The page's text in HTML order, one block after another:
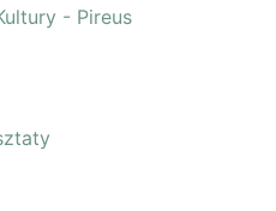
- Pireus